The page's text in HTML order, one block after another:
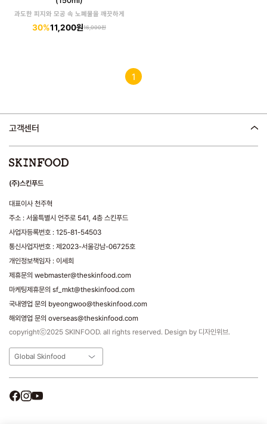
과도한 피지와 모공 속 노폐물을 깨끗하게
30%11,200원16,000원
1
고객센터
(주)스킨푸드
대표이사 천주혁
주소 : 서울특별시 언주로 541, 4층 스킨푸드
사업자등록번호 : 125-81-54503
통신사업자번호 : 제2023-서울강남-06725호
개인정보책임자 : 이세희
제휴문의 webmaster@theskinfood.com
마케팅제휴문의 sf_mkt@theskinfood.com
국내영업 문의 byeongwoo@theskinfood.com
해외영업 문의 overseas@theskinfood.com
copyrightⓒ2025 SKINFOOD. all rights reserved. Design by 디자인위브.
Global Skinfood